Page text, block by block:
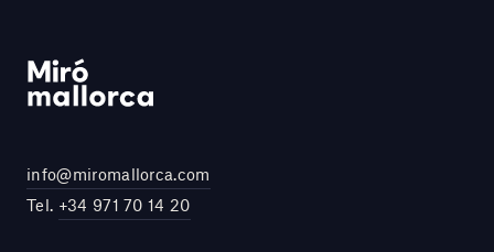
info@miromallorca.com
Tel. +34 971 70 14 20